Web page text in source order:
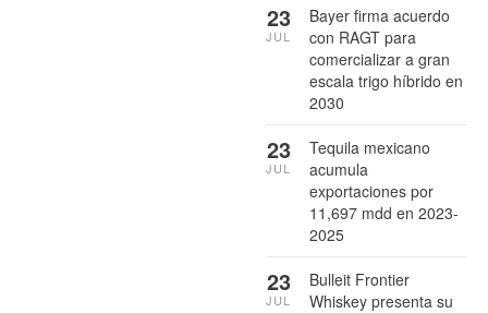
Bayer firma acuerdo
con RAGT para
comercializar a gran
escala trigo híbrido en
2030
23
JUL
Tequila mexicano
acumula
exportaciones por
11,697 mdd en 2023-
2025
23
JUL
Bulleit Frontier
Whiskey presenta su
23
JUL